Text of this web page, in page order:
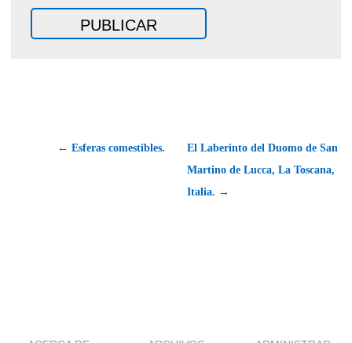
← Esferas comestibles.
El Laberinto del Duomo de San
Martino de Lucca, La Toscana,
Italia. →